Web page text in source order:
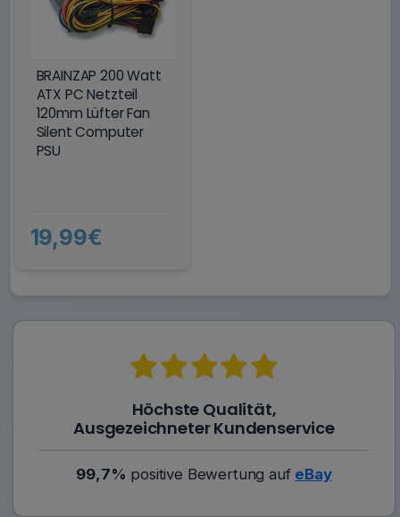
BRAINZAP 200 Watt
ATX PC Netzteil
120mm Lüfter Fan
Silent Computer
PSU
19,99€
Höchste Qualität,
Ausgezeichneter Kundenservice
99,7% positive Bewertung auf eBay